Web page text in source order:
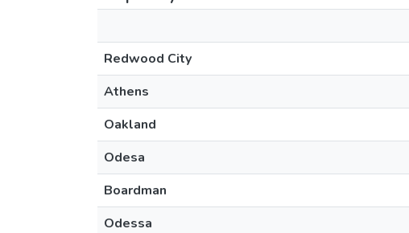
Redwood City
Athens
Oakland
Odesa
Boardman
Odessa